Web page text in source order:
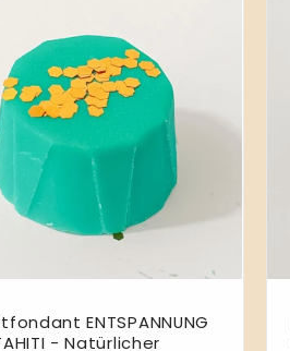
ENTSPANNUNG
- Natürlicher